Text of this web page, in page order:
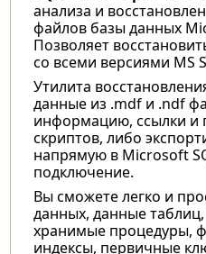
анализа и
файлов базы данных
Позволяет
со всеми версиями MS
Утилита
данные из .mdf и .ndf
информацию, ссылки и
скриптов, либо
напрямую в Microsoft
подключение.
Вы сможете легко и
данных, данные
хранимые процедуры,
индексы, первичные